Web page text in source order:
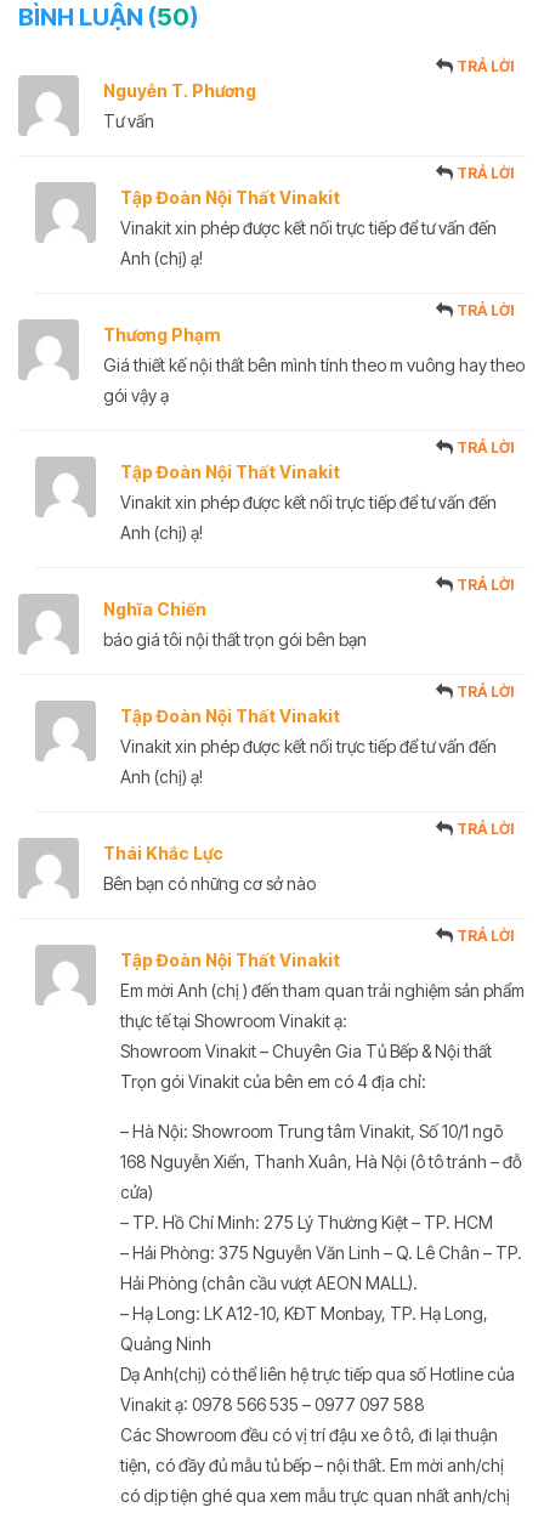
BÌNH LUẬN (50)
Nguyễn T. Phương
TRẢ LỜI
Tư vấn
Tập Đoàn Nội Thất Vinakit
TRẢ LỜI
Vinakit xin phép được kết nối trực tiếp để tư vấn đến
Anh (chị) ạ!
Thương Phạm
TRẢ LỜI
Giá thiết kế nội thất bên mình tính theo m vuông hay theo
gói vậy ạ
Tập Đoàn Nội Thất Vinakit
TRẢ LỜI
Vinakit xin phép được kết nối trực tiếp để tư vấn đến
Anh (chị) ạ!
Nghĩa Chiến
TRẢ LỜI
báo giá tôi nội thất trọn gói bên bạn
Tập Đoàn Nội Thất Vinakit
TRẢ LỜI
Vinakit xin phép được kết nối trực tiếp để tư vấn đến
Anh (chị) ạ!
Thái Khắc Lực
TRẢ LỜI
Bên bạn có những cơ sở nào
Tập Đoàn Nội Thất Vinakit
TRẢ LỜI
Em mời Anh (chị ) đến tham quan trải nghiệm sản phẩm
thực tế tại Showroom Vinakit ạ:
Showroom Vinakit – Chuyên Gia Tủ Bếp & Nội thất
Trọn gói Vinakit của bên em có 4 địa chỉ:
– Hà Nội: Showroom Trung tâm Vinakit, Số 10/1 ngõ
168 Nguyễn Xiển, Thanh Xuân, Hà Nội (ô tô tránh – đỗ
cửa)
– TP. Hồ Chí Minh: 275 Lý Thường Kiệt – TP. HCM
– Hải Phòng: 375 Nguyễn Văn Linh – Q. Lê Chân – TP.
Hải Phòng (chân cầu vượt AEON MALL).
– Hạ Long: LK A12-10, KĐT Monbay, TP. Hạ Long,
Quảng Ninh
Dạ Anh(chị) có thể liên hệ trực tiếp qua số Hotline của
Vinakit ạ: 0978 566 535 – 0977 097 588
Các Showroom đều có vị trí đậu xe ô tô, đi lại thuận
tiện, có đầy đủ mẫu tủ bếp – nội thất. Em mời anh/chị
có dịp tiện ghé qua xem mẫu trực quan nhất anh/chị